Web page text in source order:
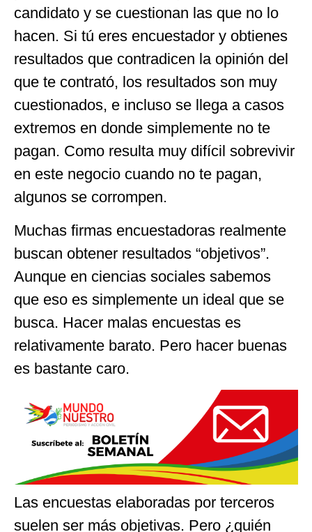
candidato y se cuestionan las que no lo
hacen. Si tú eres encuestador y obtienes
resultados que contradicen la opinión del
que te contrató, los resultados son muy
cuestionados, e incluso se llega a casos
extremos en donde simplemente no te
pagan. Como resulta muy difícil sobrevivir
en este negocio cuando no te pagan,
algunos se corrompen.
Muchas firmas encuestadoras realmente
buscan obtener resultados “objetivos”.
Aunque en ciencias sociales sabemos
que eso es simplemente un ideal que se
busca. Hacer malas encuestas es
relativamente barato. Pero hacer buenas
es bastante caro.
Las encuestas elaboradas por terceros
suelen ser más objetivas. Pero ¿quién